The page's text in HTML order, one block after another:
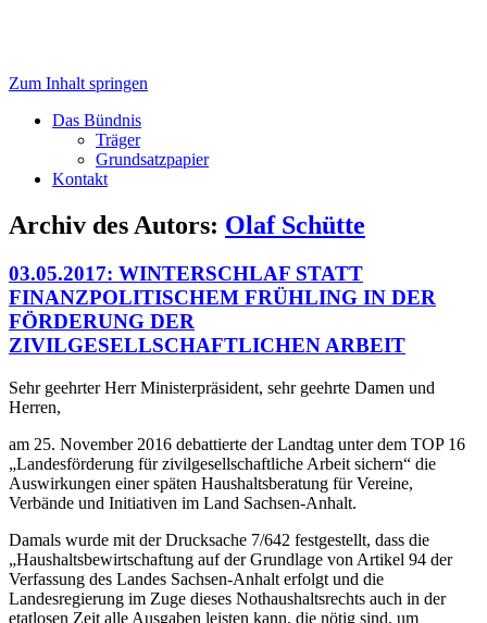
Trägerbündnis
der Jugend-, Sozial- und Kulturarbeit,
Integrationsarbeit und
Engagementförderung
Zum Inhalt springen
Das Bündnis
Träger
Grundsatzpapier
Kontakt
Archiv des Autors: Olaf Schütte
03.05.2017: WINTERSCHLAF STATT
FINANZPOLITISCHEM FRÜHLING IN DER
FÖRDERUNG DER
ZIVILGESELLSCHAFTLICHEN ARBEIT
Sehr geehrter Herr Ministerpräsident, sehr geehrte Damen und
Herren,
am 25. November 2016 debattierte der Landtag unter dem TOP 16
„Landesförderung für zivilgesellschaftliche Arbeit sichern“ die
Auswirkungen einer späten Haushaltsberatung für Vereine,
Verbände und Initiativen im Land Sachsen-Anhalt.
Damals wurde mit der Drucksache 7/642 festgestellt, dass die
„Haushaltsbewirtschaftung auf der Grundlage von Artikel 94 der
Verfassung des Landes Sachsen-Anhalt erfolgt und die
Landesregierung im Zuge dieses Nothaushaltsrechts auch in der
etatlosen Zeit alle Ausgaben leisten kann, die nötig sind, um